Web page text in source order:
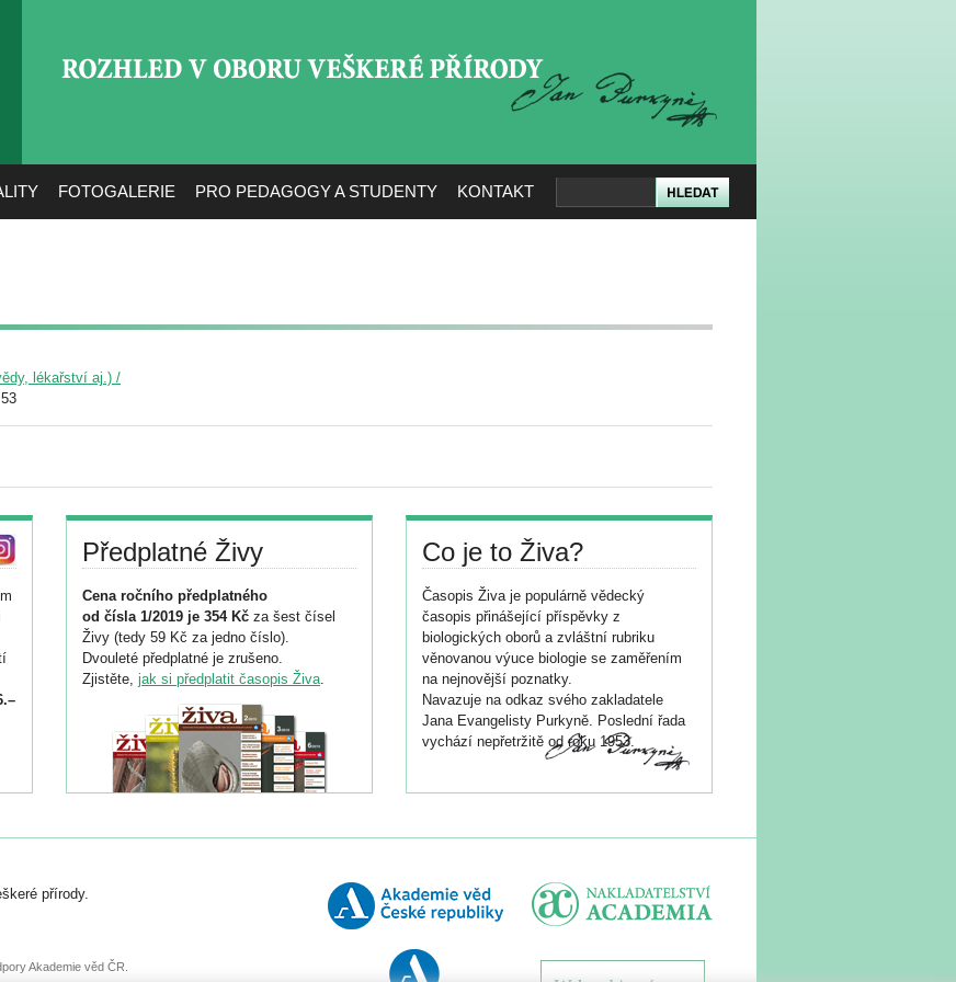
FOTOGALERIE PRO PEDAGOGY A STUDENTY KONTAKT
lékařství aj.) /
Předplatné Živy
Cena ročního předplatného
od čísla 1/2019 je 354 Kč za šest čísel
Živy (tedy 59 Kč za jedno číslo).
Dvouleté předplatné je zrušeno.
Zjistěte, jak si předplatit časopis Živa.
Co je to Živa?
Časopis Živa je populárně vědecký
časopis přinášející příspěvky z
biologických oborů a zvláštní rubriku
věnovanou výuce biologie se zaměřením
na nejnovější poznatky.
Navazuje na odkaz svého zakladatele
Jana Evangelisty Purkyně. Poslední řada
vychází nepřetržitě od roku 1953.
přírody.
Akademie věd ČR.